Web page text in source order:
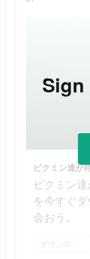
ピクミン
を今すぐ
会おう。
ダウンロード